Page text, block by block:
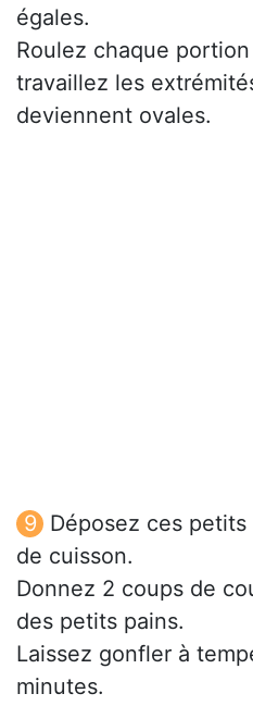
égales.
Roulez chaque
travaillez les
deviennent ovales.
Déposez ces
de cuisson.
Donnez 2 coups de
des petits pains.
Laissez gonfler à
minutes.